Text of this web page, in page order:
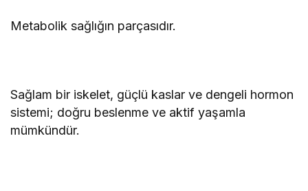
Metabolik sağlığın parçasıdır.
Sağlam bir iskelet, güçlü kaslar ve dengeli hormon
sistemi; doğru beslenme ve aktif yaşamla
mümkündür.